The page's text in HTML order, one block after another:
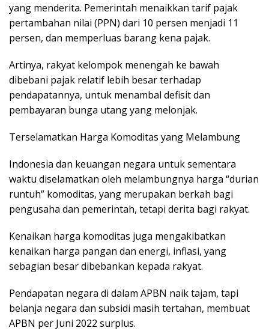
yang menderita. Pemerintah menaikkan tarif pajak
pertambahan nilai (PPN) dari 10 persen menjadi 11
persen, dan memperluas barang kena pajak.
Artinya, rakyat kelompok menengah ke bawah
dibebani pajak relatif lebih besar terhadap
pendapatannya, untuk menambal defisit dan
pembayaran bunga utang yang melonjak.
Terselamatkan Harga Komoditas yang Melambung
Indonesia dan keuangan negara untuk sementara
waktu diselamatkan oleh melambungnya harga “durian
runtuh” komoditas, yang merupakan berkah bagi
pengusaha dan pemerintah, tetapi derita bagi rakyat.
Kenaikan harga komoditas juga mengakibatkan
kenaikan harga pangan dan energi, inflasi, yang
sebagian besar dibebankan kepada rakyat.
Pendapatan negara di dalam APBN naik tajam, tapi
belanja negara dan subsidi masih tertahan, membuat
APBN per Juni 2022 surplus.